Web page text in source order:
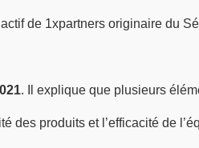
de 1xpartners originaire du
. Il explique que plusieurs
des produits et l’efficacité de